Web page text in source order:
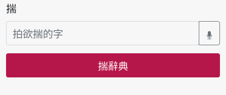
揣
揣辭典